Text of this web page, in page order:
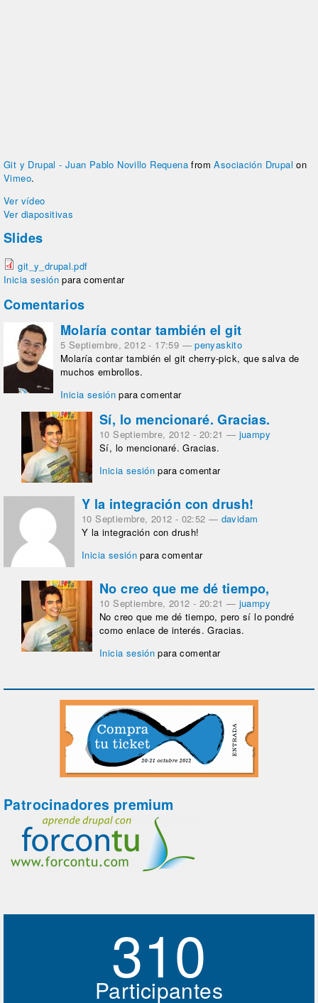
Git y Drupal - Juan Pablo Novillo Requena fromAsociación Drupal on
Vimeo.
Ver vídeo
Ver diapositivas
Slides
git_y_drupal.pdf
Inicia sesión para comentar
Comentarios
Molaría contar también el git
5 Septiembre, 2012 - 17:59 —penyaskito
Molaría contar también el git cherry-pick, que salva de
muchos embrollos.
Inicia sesión para comentar
Sí, lo mencionaré. Gracias.
10 Septiembre, 2012 - 20:21 — juampy
Sí, lo mencionaré. Gracias.
Inicia sesión para comentar
Y la integración con drush!
10 Septiembre, 2012 - 02:52 — davidam
Y la integración con drush!
Inicia sesión para comentar
No creo que me dé tiempo,
10 Septiembre, 2012 - 20:21 — juampy
No creo que me dé tiempo, pero sí lo pondré
como enlace de interés. Gracias.
Inicia sesión para comentar
Patrocinadores premium
310
Participantes